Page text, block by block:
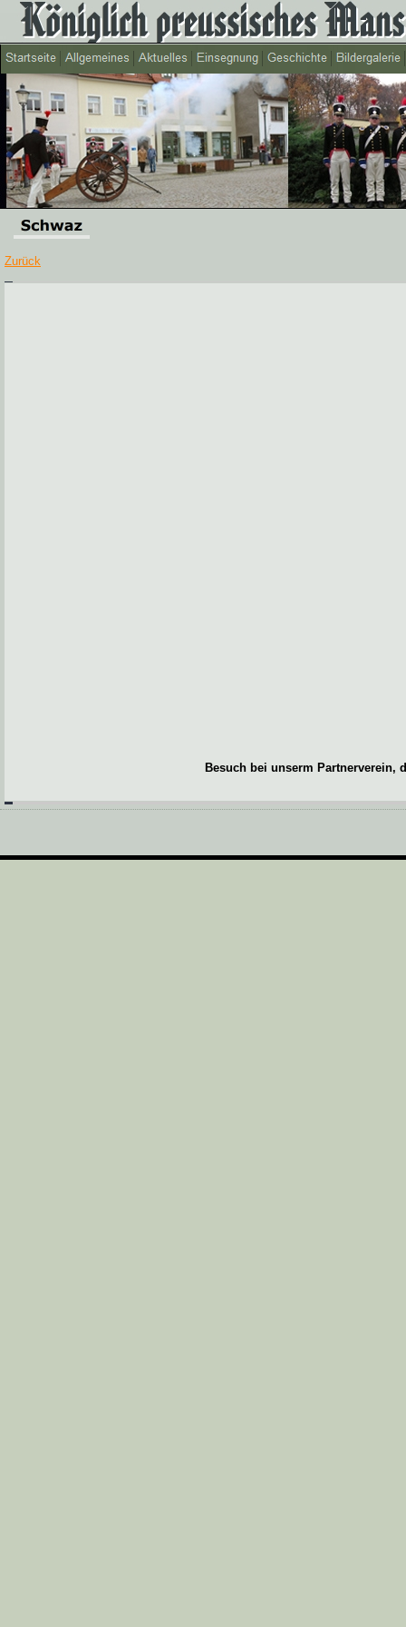
Zurück
Besuch bei unserm Partnerverein,